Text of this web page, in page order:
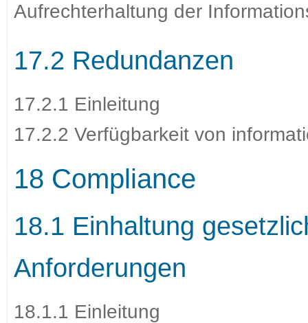
Aufrechterhaltung der
17.2 Redundanzen
17.2.1 Einleitung
17.2.2 Verfügbarkeit von
18 Compliance
18.1 Einhaltung
Anforderungen
18.1.1 Einleitung